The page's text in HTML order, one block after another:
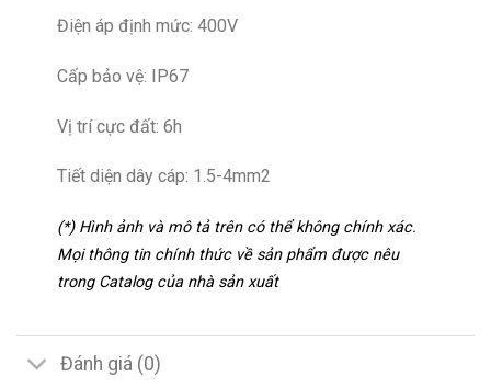
Điện áp định mức: 400V
Cấp bảo vệ: IP67
Vị trí cực đất: 6h
Tiết diện dây cáp: 1.5-4mm2
(*) Hình ảnh và mô tả trên có thể không chính xác.
Mọi thông tin chính thức về sản phẩm được nêu
trong Catalog của nhà sản xuất
Đánh giá (0)